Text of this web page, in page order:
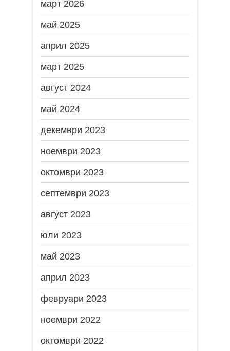
март 2026
май 2025
април 2025
март 2025
август 2024
май 2024
декември 2023
ноември 2023
октомври 2023
септември 2023
август 2023
юли 2023
май 2023
април 2023
февруари 2023
ноември 2022
октомври 2022